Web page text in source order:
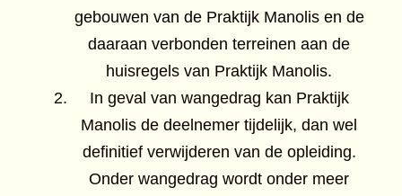
gebouwen van de Praktijk Manolis en de
daaraan verbonden terreinen aan de
huisregels van Praktijk Manolis.
In geval van wangedrag kan Praktijk
Manolis de deelnemer tijdelijk, dan wel
definitief verwijderen van de opleiding.
Onder wangedrag wordt onder meer